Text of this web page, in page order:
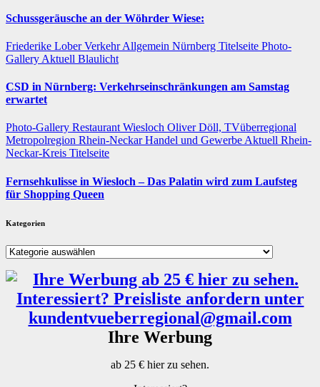
Schussgeräusche an der Wöhrder Wiese:
Friederike LoberVerkehrAllgemein Nürnberg Titelseite Photo-
Gallery Aktuell Blaulicht
CSD in Nürnberg: Verkehrseinschränkungen am Samstag
erwartet
Photo-Gallery Restaurant Wiesloch Oliver Döll, TVüberregional
Metropolregion Rhein-Neckar Handel und Gewerbe Aktuell Rhein-
Neckar-Kreis Titelseite
Fernsehkulisse in Wiesloch – Das Palatin wird zum Laufsteg
für Shopping Queen
Kategorien
Kategorien
Ihre Werbung
ab 25 € hier zu sehen.